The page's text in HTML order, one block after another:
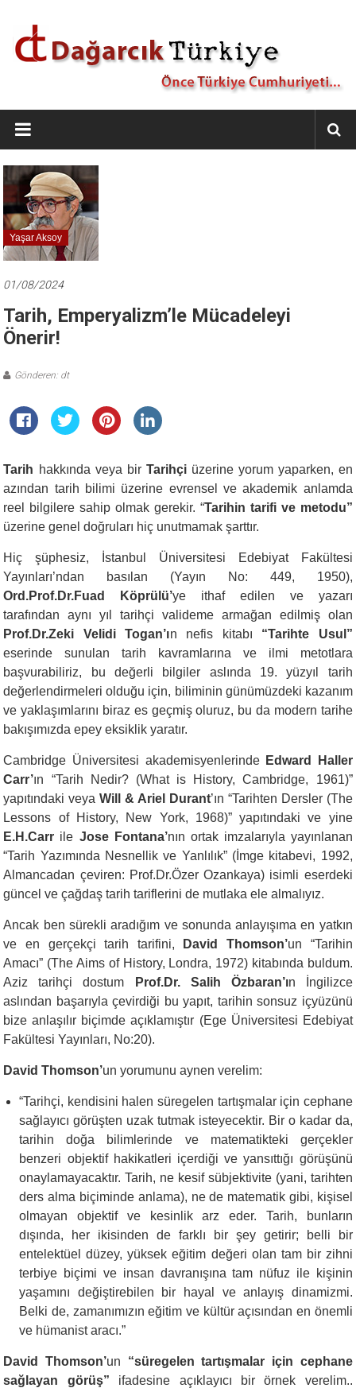
Dağarcık
Türkiye
Önce
Türkiye
Cumhuriyeti…
Yaşar Aksoy
01/08/2024
Tarih, Emperyalizm’le Mücadeleyi
Önerir!
Gönderen: dt
Tarih hakkında veya bir Tarihçiüzerine yorum yaparken, en
azından tarih bilimi üzerine evrensel ve akademik anlamda
reel bilgilere sahip olmak gerekir. “Tarihin tarifi ve metodu”
üzerine genel doğruları hiç unutmamak şarttır.
Hiç şüphesiz, İstanbul Üniversitesi Edebiyat Fakültesi
Yayınları’ndan basılan (Yayın No: 449, 1950),
Ord.Prof.Dr.Fuad Köprülü’ye ithaf edilen ve yazarı
tarafından aynı yıl tarihçi valideme armağan edilmiş olan
Prof.Dr.Zeki Velidi Togan’ın nefis kitabı “Tarihte Usul”
eserinde sunulan tarih kavramlarına ve ilmi metotlara
başvurabiliriz, bu değerli bilgiler aslında 19. yüzyıl tarih
değerlendirmeleri olduğu için, biliminin günümüzdeki kazanım
ve yaklaşımlarını biraz es geçmiş oluruz, bu da modern tarihe
bakışımızda epey eksiklik yaratır.
Cambridge Üniversitesi akademisyenlerinde Edward Haller
Carr’ın “Tarih Nedir? (What is History, Cambridge, 1961)”
yapıtındaki veyaWill & Ariel Durant’ın “Tarihten Dersler (The
Lessons of History, New York, 1968)” yapıtındaki ve yine
E.H.Carr ile Jose Fontana’nın ortak imzalarıyla yayınlanan
“Tarih Yazımında Nesnellik ve Yanlılık” (İmge kitabevi, 1992,
Almancadan çeviren: Prof.Dr.Özer Ozankaya) isimli eserdeki
güncel ve çağdaş tarih tariflerini de mutlaka ele almalıyız.
Ancak ben sürekli aradığım ve sonunda anlayışıma en yatkın
ve en gerçekçi tarih tarifini,
David Thomson’un “Tarihin
Amacı” (The Aims of History, Londra, 1972) kitabında buldum.
Aziz tarihçi dostum
Prof.Dr. Salih Özbaran’ın İngilizce
aslından başarıyla çevirdiği bu yapıt, tarihin sonsuz içyüzünü
bize anlaşılır biçimde açıklamıştır (Ege Üniversitesi Edebiyat
Fakültesi Yayınları, No:20).
David Thomson’un yorumunu aynen verelim:
“Tarihçi, kendisini halen süregelen tartışmalar için cephane
sağlayıcı görüşten uzak tutmak isteyecektir. Bir o kadar da,
tarihin doğa bilimlerinde ve matematikteki gerçekler
benzeri objektif hakikatleri içerdiği ve yansıttığı görüşünü
onaylamayacaktır. Tarih, ne kesif sübjektivite (yani, tarihten
ders alma biçiminde anlama), ne de matematik gibi, kişisel
olmayan objektif ve kesinlik arz eder. Tarih, bunların
dışında, her ikisinden de farklı bir şey getirir; belli bir
entelektüel düzey, yüksek eğitim değeri olan tam bir zihni
terbiye biçimi ve insan davranışına tam nüfuz ile kişinin
yaşamını değiştirebilen bir hayal ve anlayış dinamizmi.
Belki de, zamanımızın eğitim ve kültür açısından en önemli
ve hümanist aracı.”
David Thomson’un “süregelen tartışmalar için cephane
sağlayan görüş” ifadesine açıklayıcı bir örnek verelim..